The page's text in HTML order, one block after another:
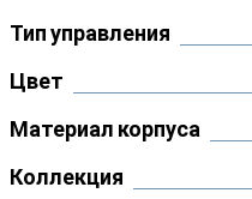
Тип управления
Цвет
Материал корпуса
Коллекция